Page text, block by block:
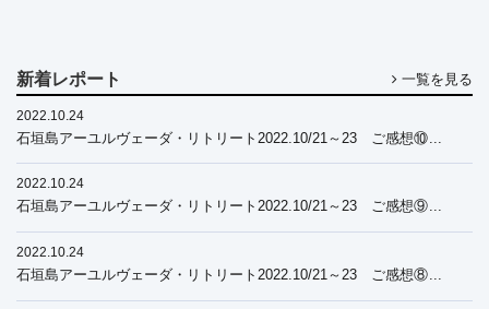
新着レポート 一覧を見る
2022.10.24
石垣島アーユルヴェーダ・リトリート2022.10/21～23 ご感想⑩
2022.10.24
石垣島アーユルヴェーダ・リトリート2022.10/21～23 ご感想⑨
2022.10.24
石垣島アーユルヴェーダ・リトリート2022.10/21～23 ご感想⑧